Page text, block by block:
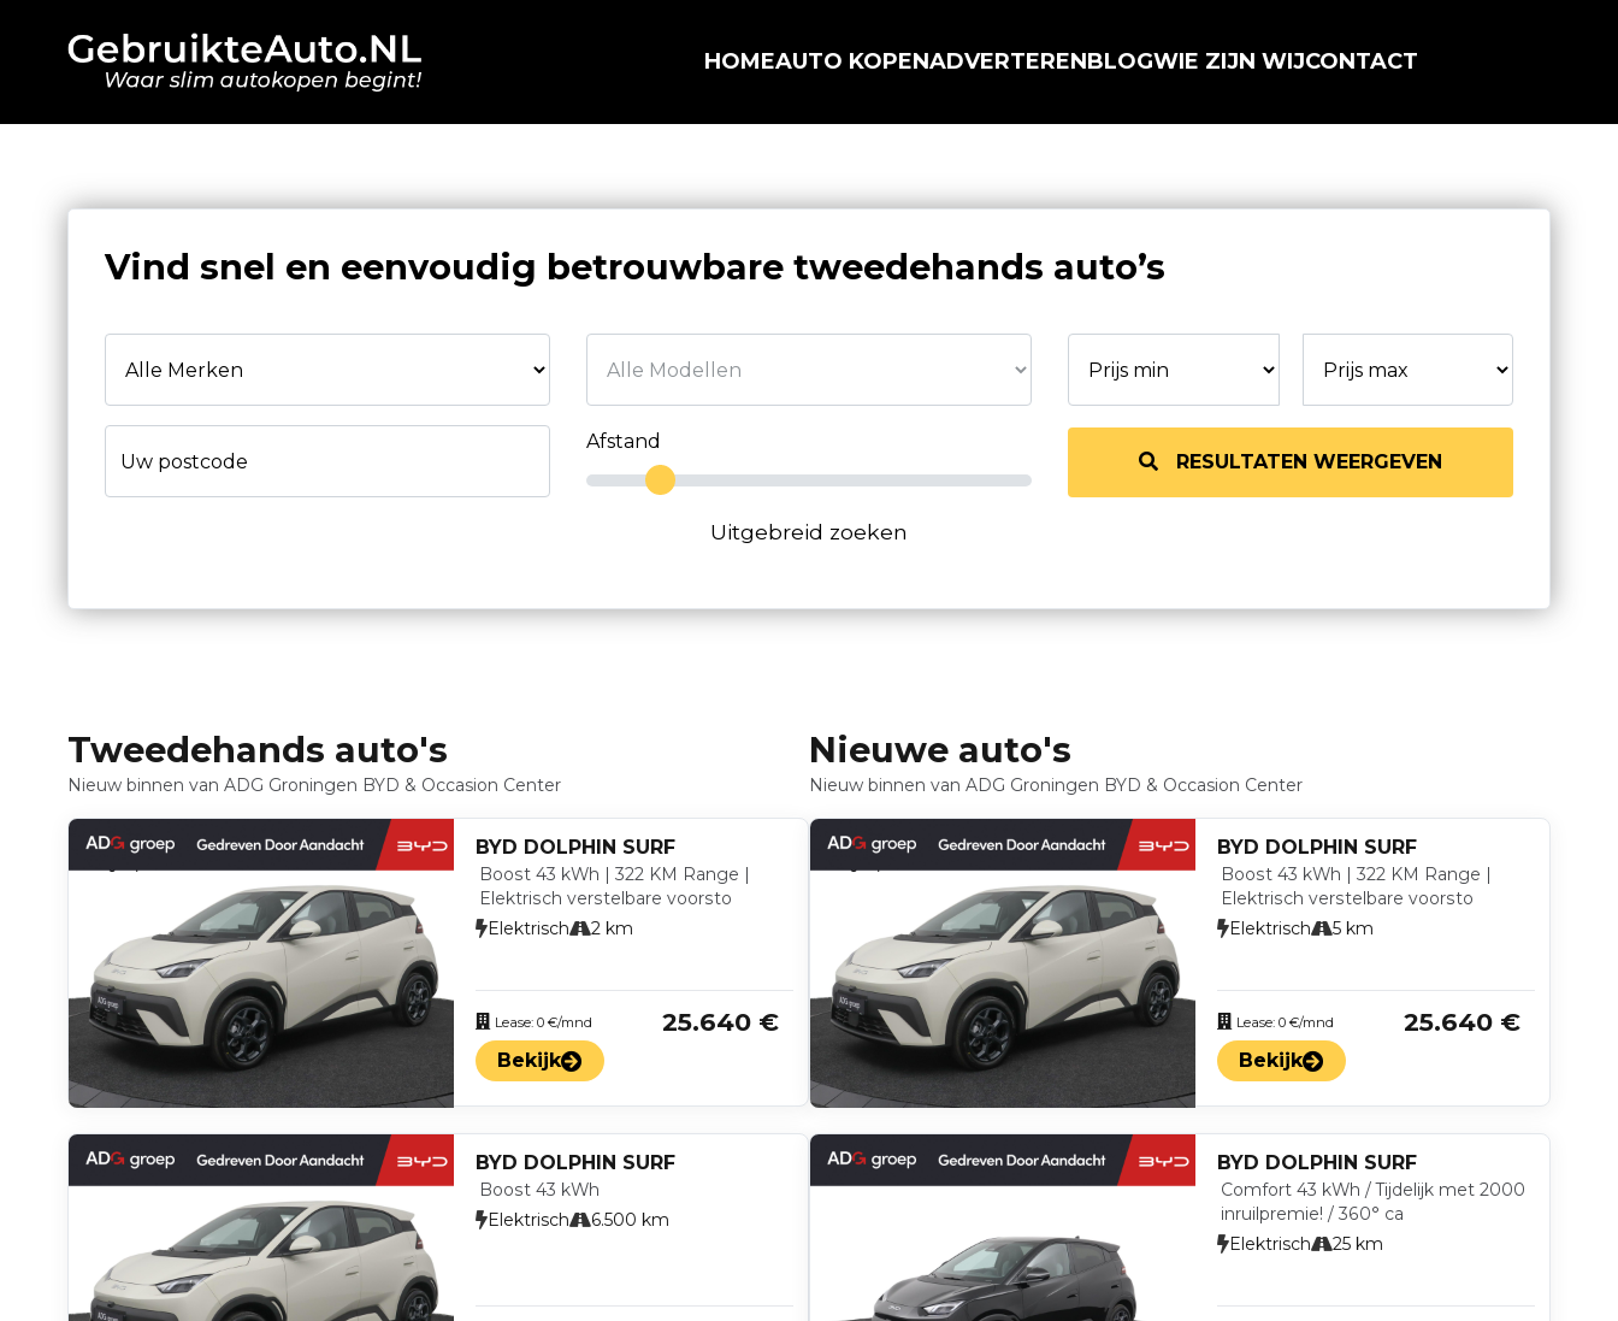
HOMEAUTO KOPENADVERTERENBLOGWIE ZIJN WIJCONTACT
Vind snel en eenvoudig betrouwbare tweedehands auto’s
Afstand
RESULTATEN WEERGEVEN
Uitgebreid zoeken
Tweedehands auto's
Nieuw binnen van ADG Groningen BYD & Occasion Center
BYD DOLPHIN SURF
Boost 43 kWh | 322 KM Range |
Elektrisch verstelbare voorsto
Elektrisch 2 km
Lease: 0 €/mnd 25.640 €
Bekijk
BYD DOLPHIN SURF
Boost 43 kWh
Elektrisch 6.500 km
Nieuwe auto's
Nieuw binnen van ADG Groningen BYD & Occasion Center
BYD DOLPHIN SURF
Boost 43 kWh | 322 KM Range |
Elektrisch verstelbare voorsto
Elektrisch 5 km
Lease: 0 €/mnd 25.640 €
Bekijk
BYD DOLPHIN SURF
Comfort 43 kWh / Tijdelijk met 2000
inruilpremie! / 360° ca
Elektrisch 25 km